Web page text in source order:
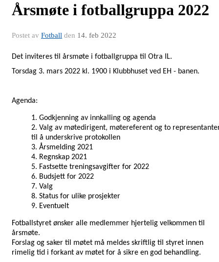
Årsmøte i fotballgruppa 2022
Postet av Fotball den 14. feb 2022
Det inviteres til årsmøte i fotballgruppa til Otra IL.
Torsdag 3. mars 2022 kl. 1900 i Klubbhuset ved EH - banen.
Agenda:
Godkjenning av innkalling og agenda
Valg av møtedirigent, møtereferent og to
til å underskrive protokollen
Årsmelding 2021
Regnskap 2021
Fastsette treningsavgifter for 2022
Budsjett for 2022
Valg
Status for ulike prosjekter
Eventuelt
Fotballstyret ønsker alle medlemmer hjertelig velkommen til
årsmøte.
Forslag og saker til møtet må meldes skriftlig til styret innen
rimelig tid i forkant av møtet for å sikre en god behandling.